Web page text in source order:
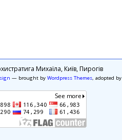
Михаїла, Київ, Пирогів
— brought by Wordpress Themes, adopted by